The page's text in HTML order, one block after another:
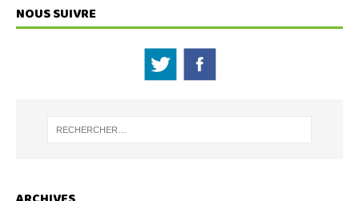
NOUS SUIVRE